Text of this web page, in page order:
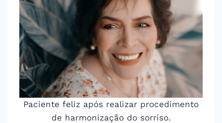
Paciente feliz após realizar procedimento
de harmonização do sorriso.